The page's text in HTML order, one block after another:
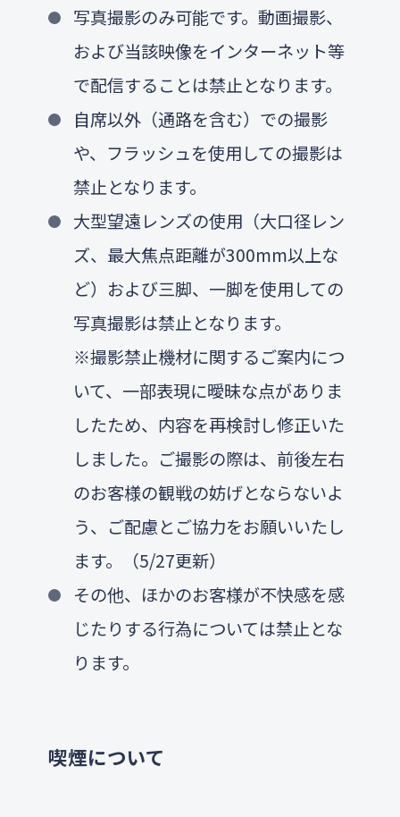
写真撮影のみ可能です。動画撮影、
および当該映像をインターネット等
で配信することは禁止となります。
自席以外（通路を含む）での撮影
や、フラッシュを使用しての撮影は
禁止となります。
大型望遠レンズの使用（大口径レン
ズ、最大焦点距離が300mm以上な
ど）および三脚、一脚を使用しての
写真撮影は禁止となります。
※撮影禁止機材に関するご案内につ
いて、一部表現に曖昧な点がありま
したため、内容を再検討し修正いた
しました。ご撮影の際は、前後左右
のお客様の観戦の妨げとならないよ
う、ご配慮とご協力をお願いいたし
ます。（5/27更新）
その他、ほかのお客様が不快感を感
じたりする行為については禁止とな
ります。
喫煙について